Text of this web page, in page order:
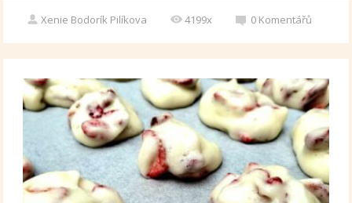
Xenie Bodorík Pilíkova 4199x 0 Komentářů